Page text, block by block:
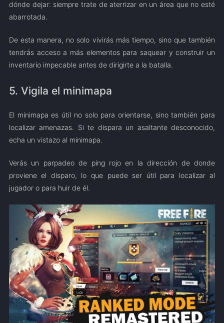
dónde dejar: siempre trate de aterrizar en un área que no esté
abarrotada.
De esta manera, no solo vivirás más tiempo, sino que también
tendrás acceso a más elementos para saquear y construir un
inventario impecable antes de dirigirte a la batalla.
5. Vigila el minimapa
El minimapa es útil no solo para orientarse, sino también para
localizar amenazas. Si te dispara un asaltante desconocido,
echa un vistazo al minimapa.
Verás un parpadeo de ping rojo en la dirección de donde
proviene el disparo, lo que puede ser útil para localizar al
jugador o para huir de él.